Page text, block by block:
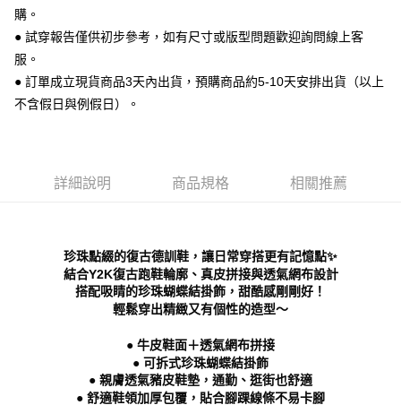
【「AFTEE先享後付」結帳流程】
１．於結帳方式選擇「AFTEE先享後付」後，將跳轉至「AFTEE先享後付」
２．訂單成立數日內，您將收到繳費通知簡訊。
３．收到繳費通知簡訊後14天內，點擊此簡訊中的連結，可透過四大超商／
ATM／網路銀行／等多元方式進行付款，方視為交易完成。
※ 請注意：結帳手續完成當下不需立刻繳費，但若您需要取消訂單，請聯絡
是否繳費成功／繳費後需取消欲退款等相關疑問，請聯繫「AFTEE先享後付
客戶支援中心」
https://netprotections.freshdesk.com/support/home
易，需依本服務之必要範圍內提供個人資料，並將交易相關給付款項請求債
權轉讓予恩沛科技股份有限公司。
２．關於個人資料處理事宜，請瀏覽以下網址：
https://aftee.tw/terms/#terms3
「AFTEE先享後付」，若未經同意申辦者引起之損失，本公司不負相關責
４．使用「AFTEE先享後付」時，將依據個別帳號之用戶狀況，依本公司即
時審查核予不同之上限額度；若仍有額度不足之情形，本公司將視審查結果
每筆NT$70，滿NT$999(含以上)免運費
付款後 全家取貨
7-11 取貨付款
每筆NT$70，滿NT$999(含以上)免運費
海外宅配 查看運費
購。
● 試穿報告僅供初步參考，如有尺寸或版型問題歡迎詢問線上客
服。
● 訂單成立現貨商品3天內出貨，預購商品約5-10天安排出貨（以上
不含假日與例假日）。
詳細說明 商品規格 相關推薦
珍珠點綴的復古德訓鞋，讓日常穿搭更有記憶點✨
結合Y2K復古跑鞋輪廓、真皮拼接與透氣網布設計
搭配吸睛的珍珠蝴蝶結掛飾，甜酷感剛剛好！
輕鬆穿出精緻又有個性的造型～
● 牛皮鞋面＋透氣網布拼接
● 可拆式珍珠蝴蝶結掛飾
● 親膚透氣豬皮鞋墊，通勤、逛街也舒適
● 舒適鞋領加厚包覆，貼合腳踝線條不易卡腳